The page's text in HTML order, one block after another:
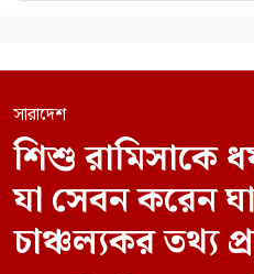
সারাদেশ
শিশু রামিসাকে
যা সেবন করেন
চাঞ্চল্যকর তথ্য